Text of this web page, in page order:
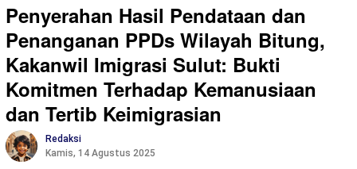
Penyerahan Hasil Pendataan dan
Penanganan PPDs Wilayah Bitung,
Kakanwil Imigrasi Sulut: Bukti
Komitmen Terhadap Kemanusiaan
dan Tertib Keimigrasian
Redaksi
Kamis, 14 Agustus 2025